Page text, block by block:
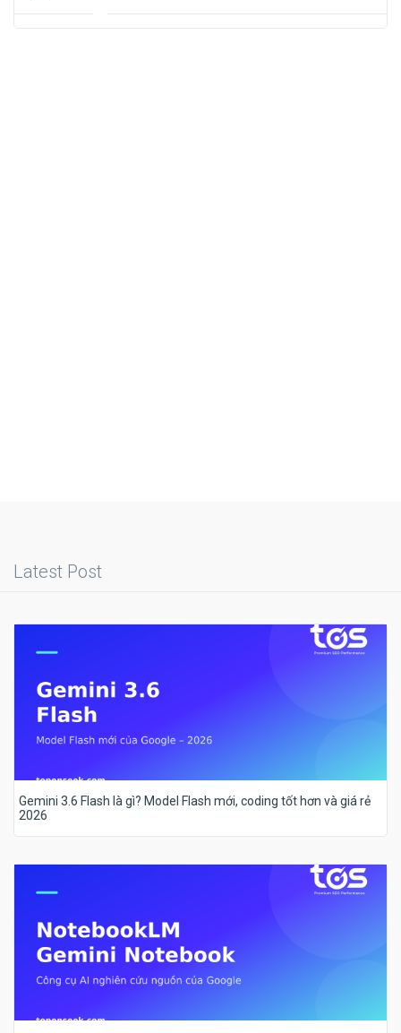
Latest Post
Gemini 3.6 Flash là gì? Model Flash mới, coding tốt hơn và giá rẻ
2026